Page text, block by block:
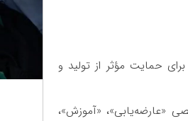
حمایت مؤثر از تولید و
«عارضه‌یابی»، «آموزش»،